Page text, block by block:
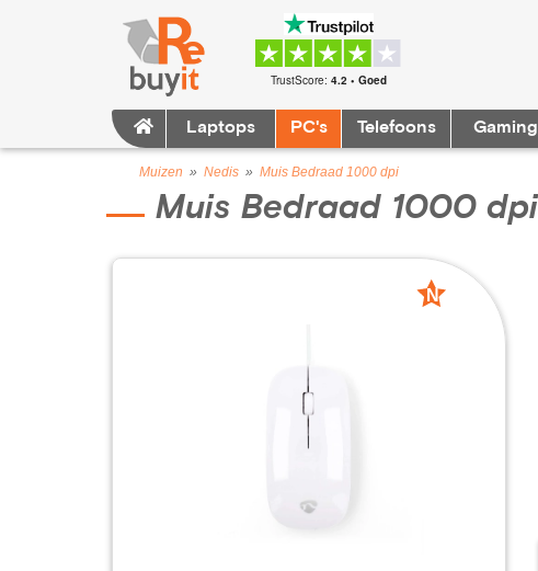
TrustScore: 4.2 • Goed
Laptops PC's Telefoons Gaming
Muizen » Nedis » Muis Bedraad 1000 dpi
Muis Bedraad 1000 dpi
N